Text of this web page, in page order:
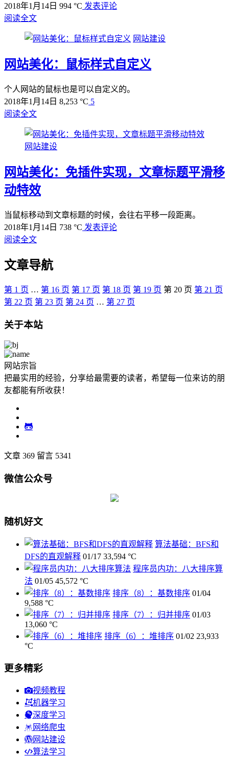
2018年1月14日 994 °C 发表评论
阅读全文
网站建设
网站美化：鼠标样式自定义
个人网站的鼠标也是可以自定义的。
2018年1月14日 8,253 °C 5
阅读全文
网站建设
网站美化：免插件实现，文章标题平滑移
动特效
当鼠标移动到文章标题的时候，会往右平移一段距离。
2018年1月14日 738 °C 发表评论
阅读全文
文章导航
第 1 页 … 第 16 页 第 17 页 第 18 页 第 19 页 第 20 页 第 21 页
第 22 页 第 23 页 第 24 页 … 第 27 页
关于本站
网站宗旨
把最实用的经验，分享给最需要的读者，希望每一位来访的朋
友都能有所收获！
文章 369 留言 5341
微信公众号
随机好文
算法基础：BFS和
DFS的直观解释 01/17 33,594 °C
程序员内功：八大排序算
法 01/05 45,572 °C
排序（8）：基数排序 01/04
9,588 °C
排序（7）：归并排序 01/03
13,060 °C
排序（6）：堆排序 01/02 23,933
°C
更多精彩
视频教程
机器学习
深度学习
网络爬虫
网站建设
算法学习